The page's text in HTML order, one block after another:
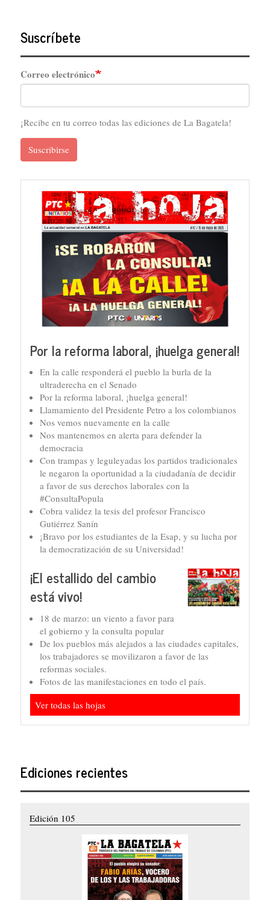
Suscríbete
Correo electrónico
¡Recibe en tu correo todas las ediciones de La Bagatela!
Suscribirse
Por la reforma laboral, ¡huelga general!
En la calle responderá el pueblo la burla de la
ultraderecha en el Senado
Por la reforma laboral, ¡huelga general!
Llamamiento del Presidente Petro a los colombianos
Nos vemos nuevamente en la calle
Nos mantenemos en alerta para defender la
democracia
Con trampas y leguleyadas los partidos tradicionales
le negaron la oportunidad a la ciudadanía de decidir
a favor de sus derechos laborales con la
#ConsultaPopula
Cobra validez la tesis del profesor Francisco
Gutiérrez Sanín
¡Bravo por los estudiantes de la Esap, y su lucha por
la democratización de su Universidad!
¡El estallido del cambio
está vivo!
18 de marzo: un viento a favor para
el gobierno y la consulta popular
De los pueblos más alejados a las ciudades capitales,
los trabajadores se movilizaron a favor de las
reformas sociales.
Fotos de las manifestaciones en todo el país.
Ver todas las hojas
Ediciones recientes
Edición 105